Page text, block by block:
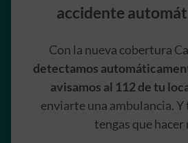
accidente
Con la nueva cobertura
detectamos
avisamos al 112 de tu
enviarte una ambulancia.
tengas que hacer